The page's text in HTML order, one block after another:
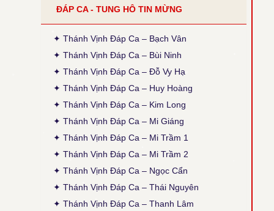
Thời gian cập nhật: 14:35, ngày 30-03-2026
Đính chính ĐK: Thánh Điện = Thánh Diện
● Thánh Vịnh 120 - Xuân Thảo
Thời gian cập nhật: 14:50, ngày 04-02-2026
Sửa phiên khúc 2, chữ cuối: "sao đành" thành
"cho đành", theo bản gốc (x. ấn bản 2020, TCPV
Tổng Hợp, Xuân Thảo, p. 496).
Thời gian cập nhật: 15:45, ngày 03-12-2025
Cập nhật thêm Alleluia Lễ Vọng Giáng Sinh theo
Chúa Nhật 12 TNA, Thánh Giuse, cập nhật lại
phiên khúc cuối (tham chiếu: Sách Bài Đọc và
ĐÁP CA - TUNG HÔ TIN MỪNG
✦ Thánh Vịnh Đáp Ca – Bạch Vân
✦ Thánh Vịnh Đáp Ca – Bùi Ninh
✦ Thánh Vịnh Đáp Ca – Đỗ Vy Hạ
✦ Thánh Vịnh Đáp Ca – Huy Hoàng
✦ Thánh Vịnh Đáp Ca – Kim Long
✦ Thánh Vịnh Đáp Ca – Mi Giáng
✦ Thánh Vịnh Đáp Ca – Mi Trầm 1
✦ Thánh Vịnh Đáp Ca – Mi Trầm 2
✦ Thánh Vịnh Đáp Ca – Ngọc Cẩn
✦ Thánh Vịnh Đáp Ca – Thái Nguyên
✦ Thánh Vịnh Đáp Ca – Thanh Lâm